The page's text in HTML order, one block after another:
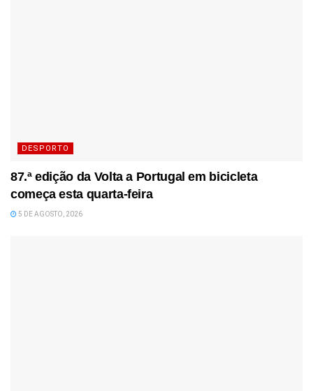
DESPORTO
87.ª edição da Volta a Portugal em bicicleta
começa esta quarta-feira
5 DE AGOSTO, 2026